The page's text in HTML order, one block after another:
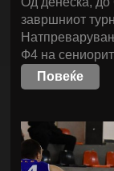
завршниот
Ф4 на
Повеќе